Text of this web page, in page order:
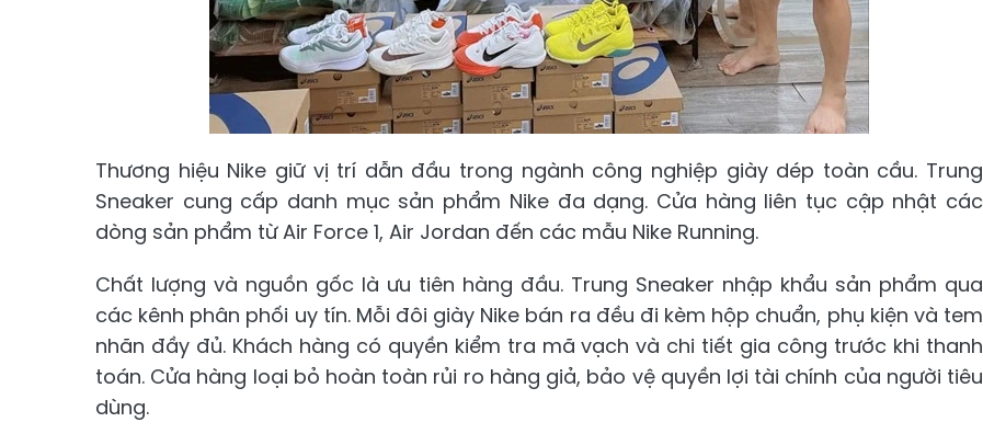
Thương hiệu Nike giữ vị trí dẫn đầu trong ngành công nghiệp giày dép toàn cầu. Trung
Sneaker cung cấp danh mục sản phẩm Nike đa dạng. Cửa hàng liên tục cập nhật các
dòng sản phẩm từ Air Force 1, Air Jordan đến các mẫu Nike Running.
Chất lượng và nguồn gốc là ưu tiên hàng đầu. Trung Sneaker nhập khẩu sản phẩm qua
các kênh phân phối uy tín. Mỗi đôi giày Nike bán ra đều đi kèm hộp chuẩn, phụ kiện và tem
nhãn đầy đủ. Khách hàng có quyền kiểm tra mã vạch và chi tiết gia công trước khi thanh
toán. Cửa hàng loại bỏ hoàn toàn rủi ro hàng giả, bảo vệ quyền lợi tài chính của người tiêu
dùng.